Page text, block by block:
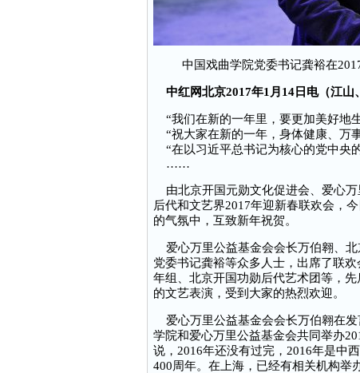
中国戏曲学院党委书记龚裕在
中红网北京2017年1月14日电（江山
“我们在新的一年里，要更加美好地
“祝大家在新的一年，身体健康、万
“在以习近平总书记为核心的党中央
……
由北京开国元勋文化促进会、爱心万
后代和文艺界2017年迎新春联欢会，
的气氛中，互致新年祝贺。
爱心万里公益基金会会长万伯翱、北
党委书记龚裕等众多人士，出席了联
年组、北京开国功勋后代艺术团等，
的文艺表演，受到大家的热烈欢迎。
爱心万里公益基金会会长万伯翱在发
学院和爱心万里公益基金会共同举办
说，2016年还没有过完，2016年是
400周年。在上海，已经有相关机构举